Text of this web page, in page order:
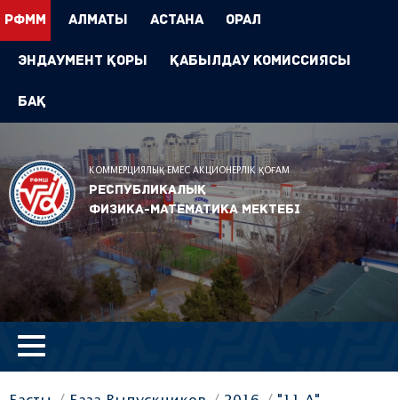
РФММ Алматы Астана Орал
Эндаумент Қоры Қабылдау комиссиясы
БАҚ
КОММЕРЦИЯЛЫҚ ЕМЕС АКЦИОНЕРЛІК ҚОҒАМ
Республикалық
физика-математика мектебі